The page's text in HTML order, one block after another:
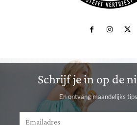
Schrijf je in op de
En ontvang maandelijks